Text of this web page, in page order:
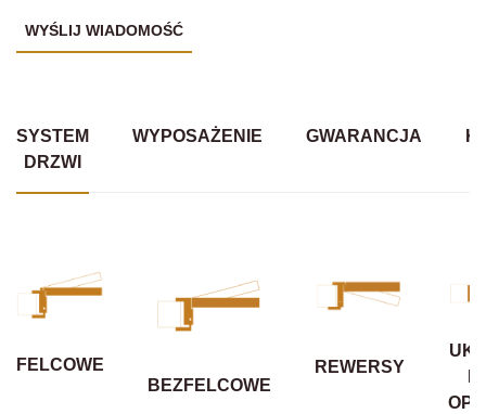
SYSTEM
DRZWI
WYPOSAŻENIE GWARANCJA
FELCOWE
BEZFELCOWE
REWERSY